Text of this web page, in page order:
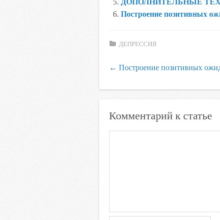
ДОПОЛНИТЕЛЬНЫЕ
Построение позитивных
ДЕПРЕССИЯ
← Построение позитивных
Комментарий к статье